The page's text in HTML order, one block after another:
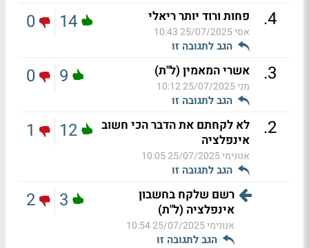
4
. פחות ורוד יותר ריאלי
אסי25/07/2025 10:43
הגב לתגובה זו
14
0
3
. אשרי המאמין (ל"ת)
מני25/07/2025 10:12
הגב לתגובה זו
9
0
2
.
לא לקחתם את הדבר הכי חשוב
אינפלציה
אנונימי25/07/2025 10:05
הגב לתגובה זו
12
1
רשם שלקח בחשבון
אינפלציה (ל"ת)
אנונימי25/07/2025 10:54
הגב לתגובה זו
3
2